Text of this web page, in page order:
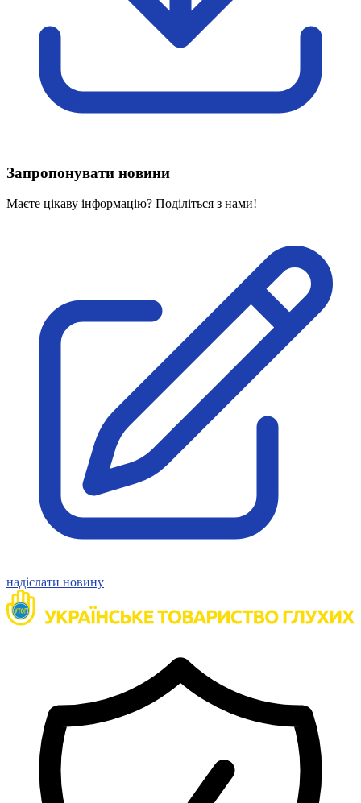
Харківська область
Херсонська область
Хмельницька область
Вивчаємо жестову мову
Дитяча сторінка
Новини про жестову мову
Проєкт "Жестова мова для поліцейських"
На допомогу військовим
Медична термінологія жестовою мовою
Нормативна база УТОГ
Конвенція ООН
Законодавство
Декларації
Документи ВФГ
Міжнародні документи
Запропонувати новини
Маєте цікаву інформацію? Поділіться з нами!
надіслати новину